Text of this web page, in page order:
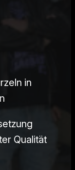
in
Qualität